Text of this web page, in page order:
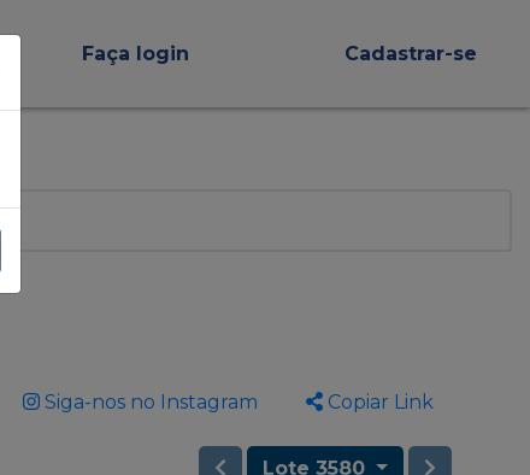
Faça login Cadastrar-se
Siga-nos no Instagram Copiar Link
Lote 3580